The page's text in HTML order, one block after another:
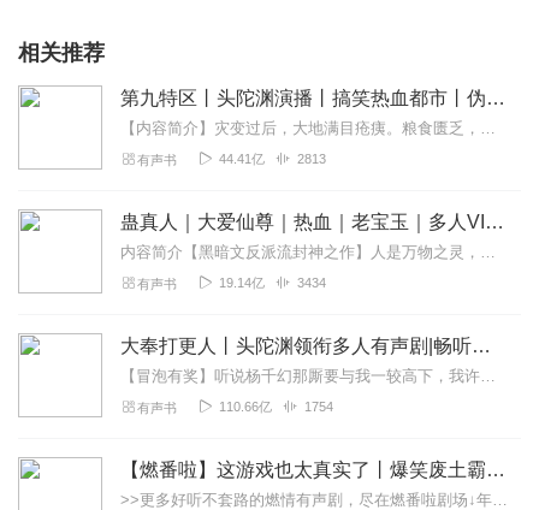
相关推荐
第九特区丨头陀渊演播丨搞笑热血都市丨伪戒丨VIP免费多人有声剧
【内容简介】灾变过后，大地满目疮痍。粮食匮乏，资源紧俏，局势混乱……一位从待规划区杀出来的青年，背对着漫天黄沙，孤身来到九区谋生，却不曾想偶然结识三五好友，一念...
有声书 44.41亿 2813
蛊真人｜大爱仙尊｜热血｜老宝玉｜多人VIP免费有声剧
内容简介【黑暗文反派流封神之作】人是万物之灵，蛊是天地真精。一个穿越者不断重生的故事。一个养蛊、炼蛊、用蛊的奇特世界。配音组（男角色）老宝玉旁白...
有声书 19.14亿 3434
大奉打更人丨头陀渊领衔多人有声剧|畅听全集|王鹤棣、田曦薇主演影视剧原著|卖报小郎君
【冒泡有奖】听说杨千幻那厮要与我一较高下，我许七安要开始装叉了！快进入声音播放页戳下方输入框，冒个泡偷偷告诉我，我要用哪些诗词才能胜过他？说得好的，有赏！202...
有声书 110.66亿 1754
【燃番啦】这游戏也太真实了丨爆笑废土霸榜神作丨紫襟剧社制作
>>更多好听不套路的燃情有声剧，尽在燃番啦剧场↓年度重磅推荐本专辑为VIP免费专辑每天上午10点5集更新，订阅可以听到最新内容哦！每周抽一个专辑五星优质评论送...